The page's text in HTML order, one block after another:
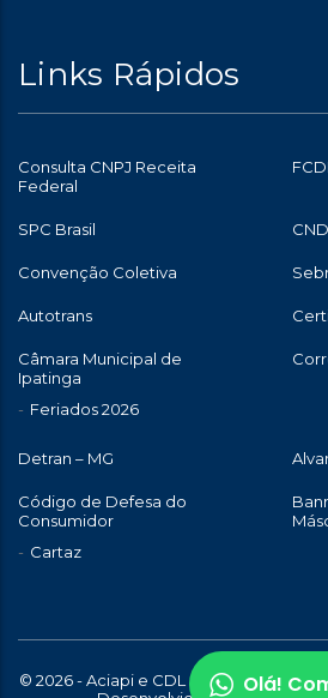
Links Rápidos
Consulta CNPJ Receita
Federal
SPC Brasil
Convenção Coletiva
Autotrans
Câmara Municipal de
Ipatinga
Feriados 2026
Detran – MG
Código de Defesa do
Consumidor
Cartaz
© 2026 - Aciapi e CDL de Ipatinga |
Olá!